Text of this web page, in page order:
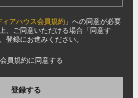
ィアハウス会員規約 」への同意が必要
、ご同意いただける場合「同意す
登録にお進みください。
会員規約に同意する
登録する